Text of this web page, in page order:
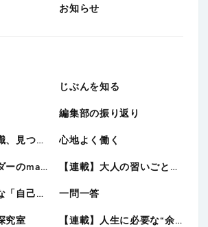
お知らせ
じぶんを知る
編集部の振り返り
【連載】私の天職、見つけました。 心地よく働く
【連載】ジェンダーのmado 【連載】大人の習いごと図鑑
【連載】自然体な「自己表現」に向き合う 一問一答
究室 【連載】人生に必要な“余白“を考える